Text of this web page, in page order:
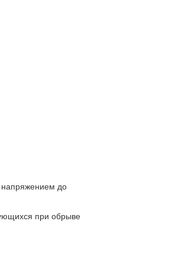
напряжением до
при обрыве